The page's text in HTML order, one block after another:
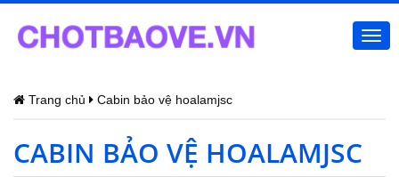
Trang chủ Cabin bảo vệ hoalamjsc
CABIN BẢO VỆ HOALAMJSC